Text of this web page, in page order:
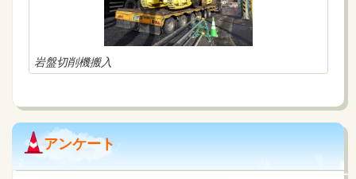
岩盤切削機搬入
アンケート